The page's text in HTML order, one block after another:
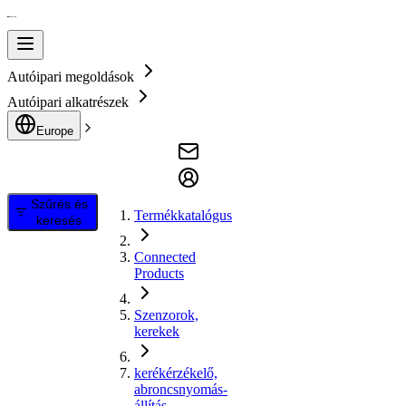
Autóipari megoldások
Autóipari alkatrészek
Europe
Szűrés és
keresés
Termékkatalógus
Connected
Products
Szenzorok,
kerekek
kerékérzékelő,
abroncsnyomás-